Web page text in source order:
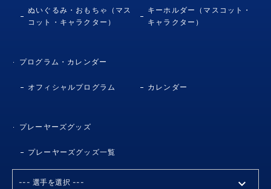
ぬいぐるみ・おもちゃ（マス
コット・キャラクター）
キーホルダー（マスコット・
キャラクター）
プログラム・カレンダー
オフィシャルプログラム カレンダー
プレーヤーズグッズ
プレーヤーズグッズ一覧